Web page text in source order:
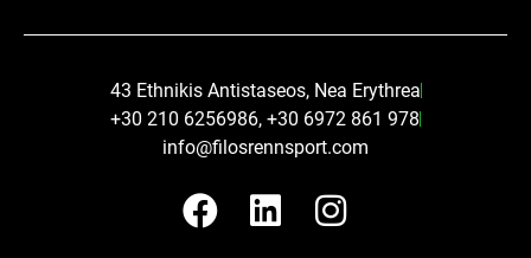
43 Ethnikis Antistaseos, Nea Erythrea
+30 210 6256986, +30 6972 861 978
info@filosrennsport.com
F
a
L
i
I
n